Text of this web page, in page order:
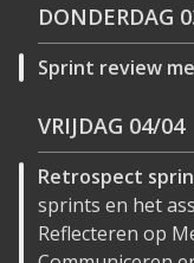
DONDERDAG
Sprint review
VRIJDAG 04/04
Retrospect
sprints en het
Reflecteren op